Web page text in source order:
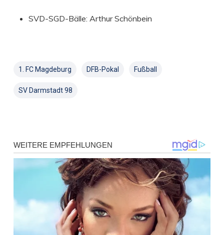
SVD-SGD-Bälle: Arthur Schönbein
1. FC Magdeburg DFB-Pokal Fußball
SV Darmstadt 98